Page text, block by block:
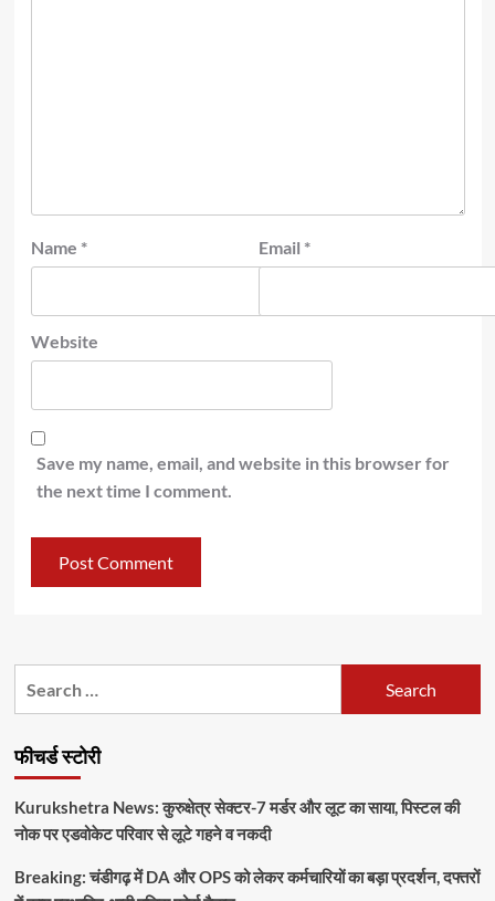
Name * Email *
Website
Save my name, email, and website in this browser for
the next time I comment.
फीचर्ड स्टोरी
Kurukshetra News: कुरुक्षेत्र सेक्टर-7 मर्डर और लूट का साया, पिस्टल की
नोक पर एडवोकेट परिवार से लूटे गहने व नकदी
Breaking: चंडीगढ़ में DA और OPS को लेकर कर्मचारियों का बड़ा प्रदर्शन, दफ्तरों